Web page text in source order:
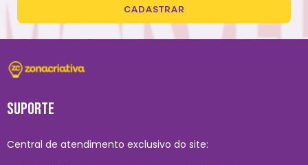
CADASTRAR
SUPORTE
Central de atendimento exclusivo do site: